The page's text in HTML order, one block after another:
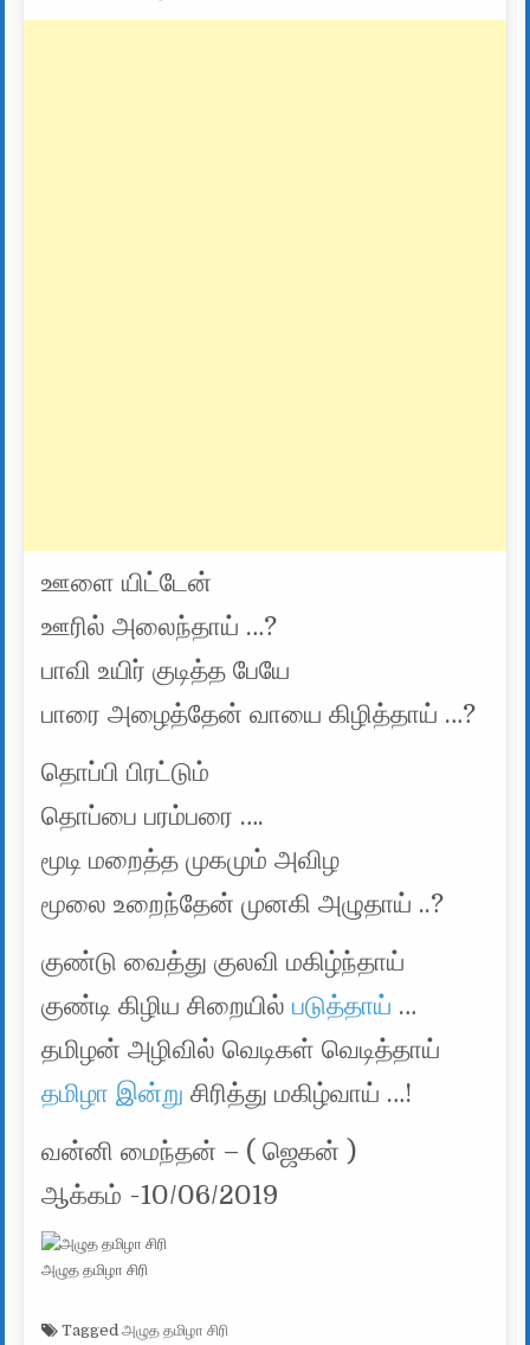
ஊளை யிட்டேன்
ஊரில் அலைந்தாய் …?
பாவி உயிர் குடித்த பேயே
பாரை அழைத்தேன் வாயை கிழித்தாய் …?
தொப்பி பிரட்டும்
தொப்பை பரம்பரை ….
மூடி மறைத்த முகமும் அவிழ
மூலை உறைந்தேன் முனகி அழுதாய் ..?
குண்டு வைத்து குலவி மகிழ்ந்தாய்
குண்டி கிழிய சிறையில்படுத்தாய் …
தமிழன் அழிவில் வெடிகள் வெடித்தாய்
தமிழா இன்று சிரித்து மகிழ்வாய் …!
வன்னி மைந்தன் – ( ஜெகன் )
ஆக்கம் -10/06/2019
அழுத தமிழா சிரி
Taggedஅழுத தமிழா சிரி